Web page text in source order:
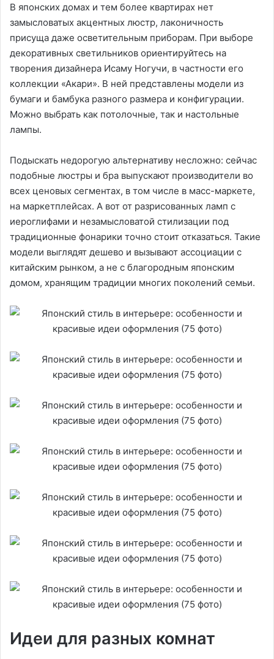
В японских домах и тем более квартирах нет
замысловатых акцентных люстр, лаконичность
присуща даже осветительным приборам. При выборе
декоративных светильников ориентируйтесь на
творения дизайнера Исаму Ногучи, в частности его
коллекции «Акари». В ней представлены модели из
бумаги и бамбука разного размера и конфигурации.
Можно выбрать как потолочные, так и настольные
лампы.
Подыскать недорогую альтернативу несложно: сейчас
подобные люстры и бра выпускают производители во
всех ценовых сегментах, в том числе в масс-маркете,
на маркетплейсах. А вот от разрисованных ламп с
иероглифами и незамысловатой стилизации под
традиционные фонарики точно стоит отказаться. Такие
модели выглядят дешево и вызывают ассоциации с
китайским рынком, а не с благородным японским
домом, хранящим традиции многих поколений семьи.
Идеи для разных комнат